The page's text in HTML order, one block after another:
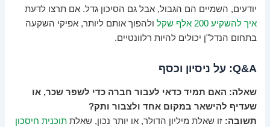
יודעים, השמיים הם הגבול, אבל גם הסיכון גדל. אם תרצו לדעת
איך להשקיע 200 אלף שקל
ולהפוך אותם ליותר, אפיקי השקעה
בתחום הנדל"ן יכולים להיות רלוונטיים.
Q&A: על ניסיון וכסף
שאלה: האם תמיד כדאי לעבור חברה כדי לשפר שכר, או
שעדיף להישאר במקום אחד ולצבור ותק?
תשובה: זו שאלת מיליון הדולר, או יותר נכון, שאלתתוכנית חיסכון